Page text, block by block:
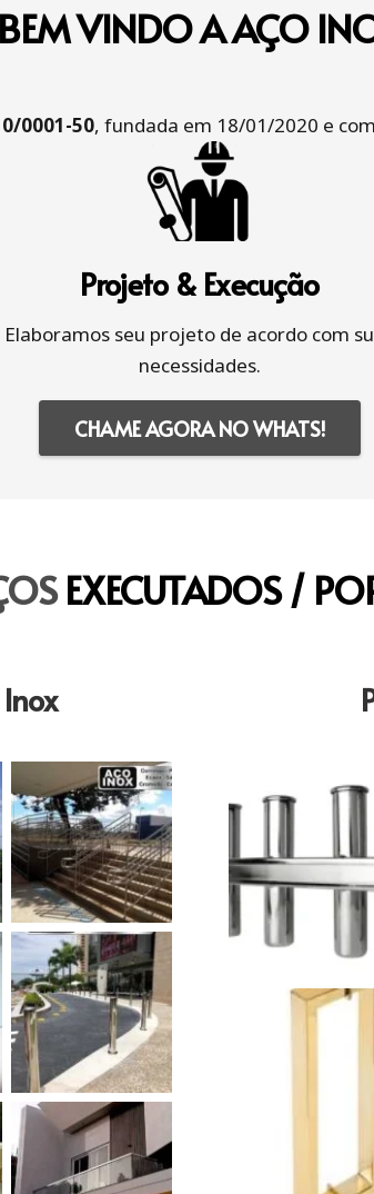
BEM VINDO A AÇO
0001-50, fundada em 18/01/2020 e
Projeto & Execução
Elaboramos seu projeto de acordo com
necessidades.
CHAME AGORA NO WHATS!
EXECUTADOS /